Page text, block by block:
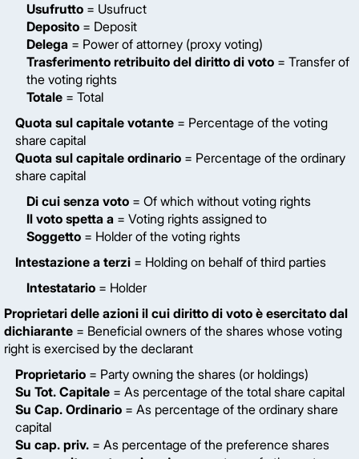
Usufrutto = Usufruct
Deposito = Deposit
Delega = Power of attorney (proxy voting)
Trasferimento retribuito del diritto di voto = Transfer of
the voting rights
Totale = Total
Quota sul capitale votante = Percentage of the voting
share capital
Quota sul capitale ordinario = Percentage of the ordinary
share capital
Di cui senza voto = Of which without voting rights
Il voto spetta a = Voting rights assigned to
Soggetto = Holder of the voting rights
Intestazione a terzi = Holding on behalf of third parties
Intestatario = Holder
Proprietari delle azioni il cui diritto di voto è esercitato dal
dichiarante = Beneficial owners of the shares whose voting
right is exercised by the declarant
Proprietario = Party owning the shares (or holdings)
Su Tot. Capitale = As percentage of the total share capital
Su Cap. Ordinario = As percentage of the ordinary share
capital
Su cap. priv. = As percentage of the preference shares